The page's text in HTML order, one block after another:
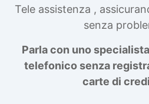
Tele assistenza ,
senza
Parla con uno
telefonico senza
carte di